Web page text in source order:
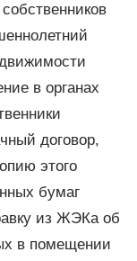
в органах
договор,
этого
бумаг
из ЖЭКа об
в помещении